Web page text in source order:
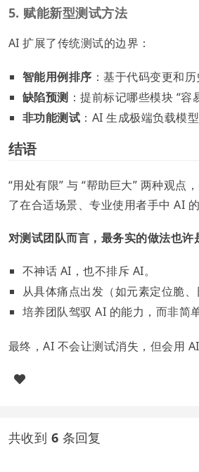
5. 赋能新型测试方法
AI 扩展了传统测试的边界：
智能用例排序 ：基于代码变更和
缺陷预测 ：提前标记哪些模块 “容
非功能测试 ：AI 生成极端负载模
结语
“用处有限” 与 “帮助巨大” 两种观点
了在合适场景、专业使用者手中 AI 的
对测试团队而言，最务实的做法也许
不神话 AI，也不排斥 AI。
从具体痛点出发（如元素定位脆
培养团队驾驭 AI 的能力，而非简
最终，AI 不会让测试消失，但会用
共收到 6 条回复